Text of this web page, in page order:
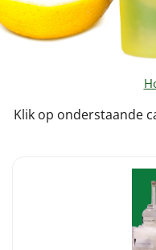
Klik op onderstaande